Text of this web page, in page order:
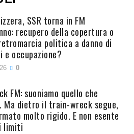
SSR torna in FM
recupero della copertura o
politica a danno di
e occupazione?
0
FM: suoniamo quello che
Ma dietro il train-wreck segue,
molto rigido. E non esente
limiti